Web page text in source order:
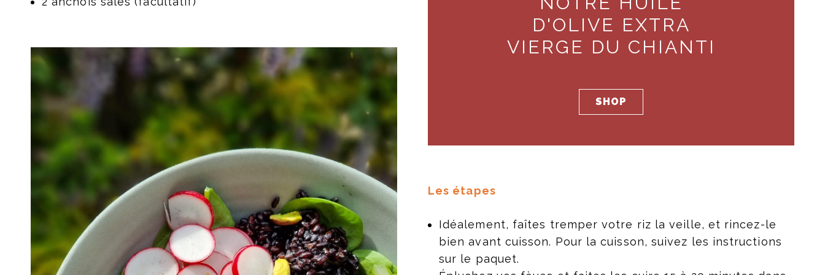
D'OLIVE EXTRA
VIERGE DU CHIANTI
SHOP
Les étapes
Idéalement, faîtes tremper votre riz la veille, et rincez-le
bien avant cuisson. Pour la cuisson, suivez les instructions
sur le paquet.